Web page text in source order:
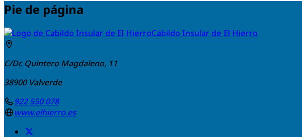
Pie de página
Cabildo Insular de El Hierro
C/Dr. Quintero Magdaleno, 11
38900 Valverde
922 550 078
www.elhierro.es